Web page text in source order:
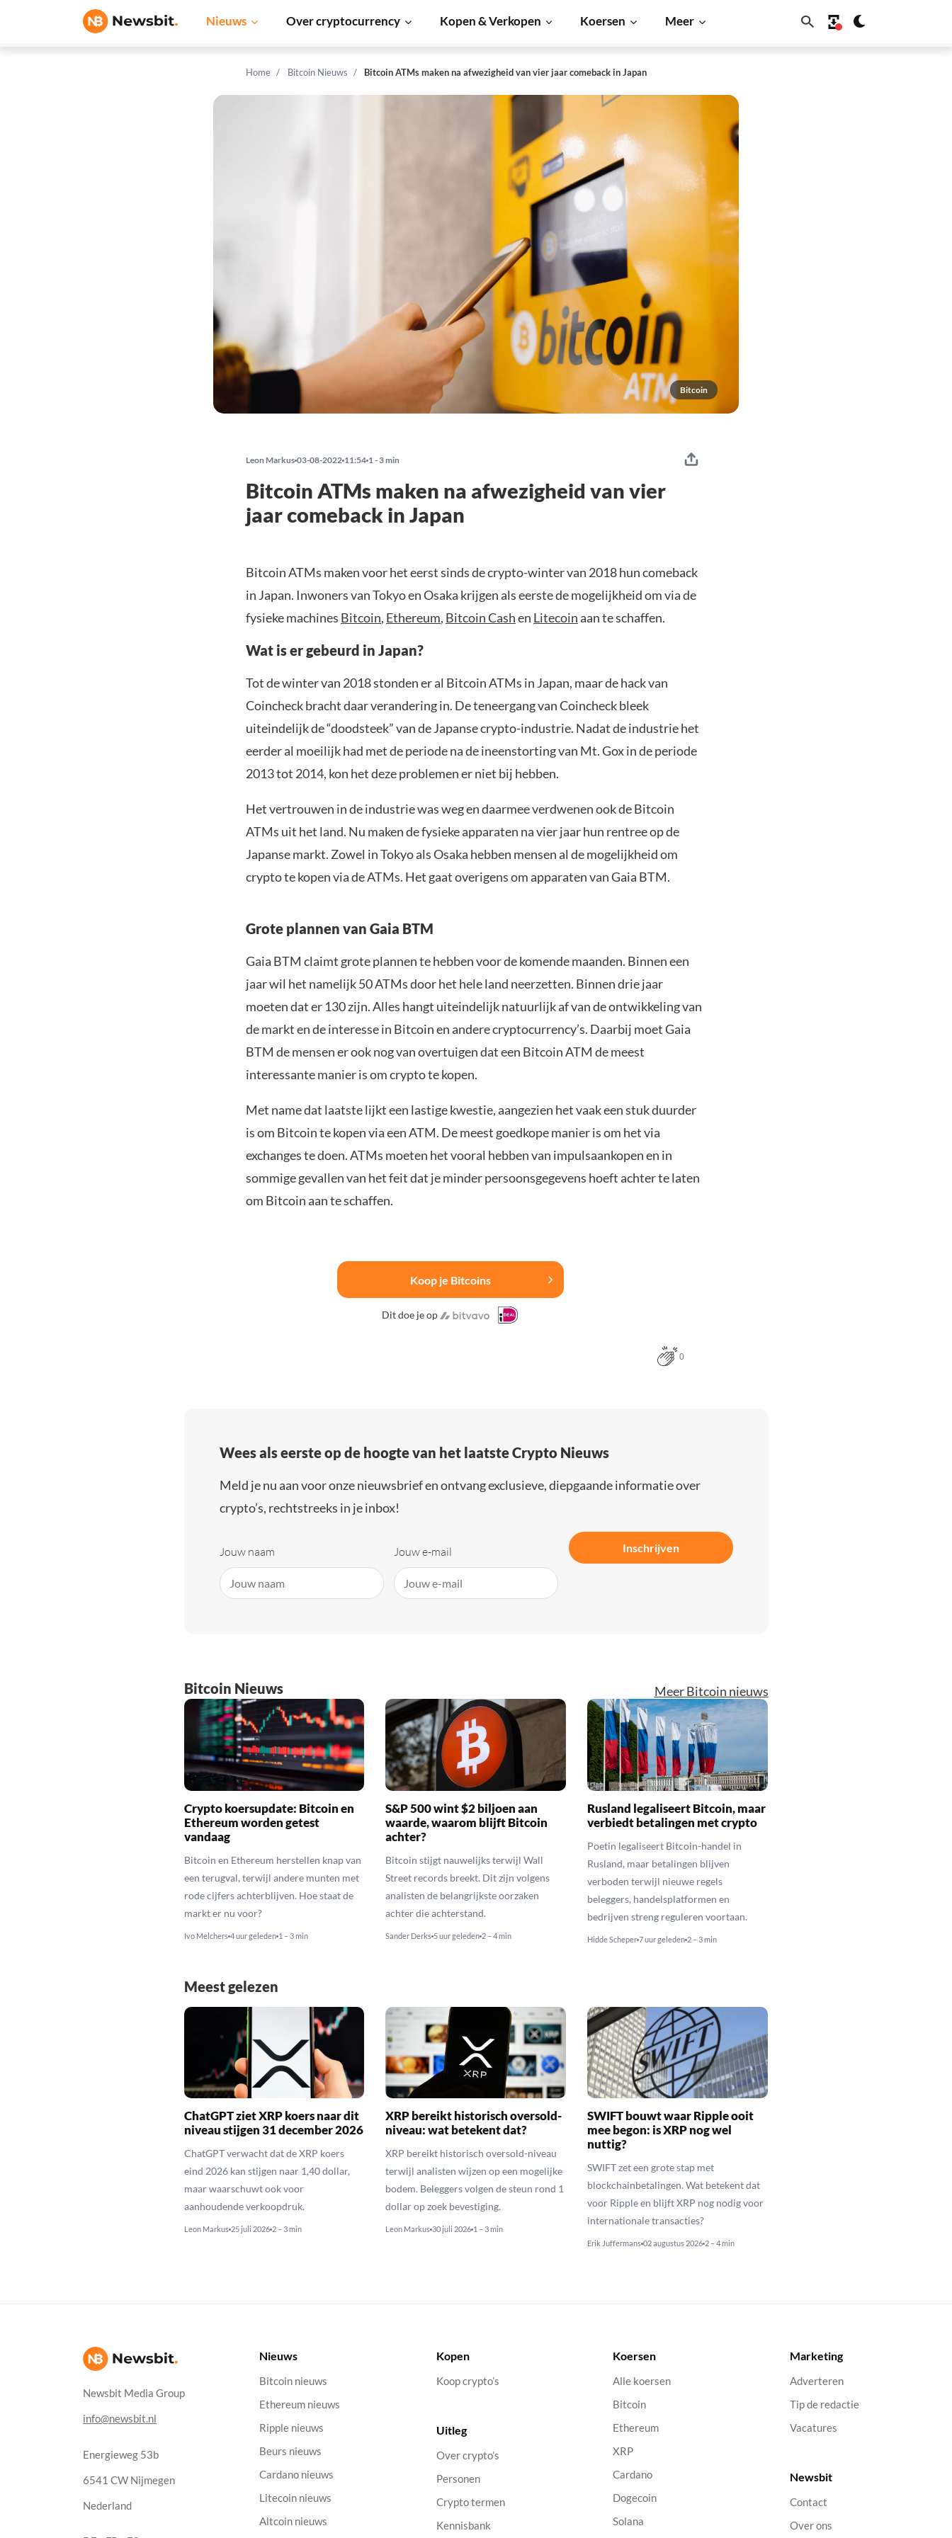
Nieuws Over cryptocurrency Kopen & Verkopen Koersen Meer
Home Bitcoin Nieuws Bitcoin ATMs maken na afwezigheid van vier jaar comeback in Japan
Bitcoin
Leon Markus 03-08-2022 11:54 1 - 3 min
Bitcoin ATMs maken na afwezigheid van vier
jaar comeback in Japan
Bitcoin ATMs maken voor het eerst sinds de crypto-winter van 2018 hun comeback
in Japan. Inwoners van Tokyo en Osaka krijgen als eerste de mogelijkheid om via de
fysieke machines Bitcoin, Ethereum, Bitcoin Cashen Litecoinaan te schaffen.
Wat is er gebeurd in Japan?
Tot de winter van 2018 stonden er al Bitcoin ATMs in Japan, maar de hack van
Coincheck bracht daar verandering in. De teneergang van Coincheck bleek
uiteindelijk de “doodsteek” van de Japanse crypto-industrie. Nadat de industrie het
eerder al moeilijk had met de periode na de ineenstorting van Mt. Gox in de periode
2013 tot 2014, kon het deze problemen er niet bij hebben.
Het vertrouwen in de industrie was weg en daarmee verdwenen ook de Bitcoin
ATMs uit het land. Nu maken de fysieke apparaten na vier jaar hun rentree op de
Japanse markt. Zowel in Tokyo als Osaka hebben mensen al de mogelijkheid om
crypto te kopen via de ATMs. Het gaat overigens om apparaten van Gaia BTM.
Grote plannen van Gaia BTM
Gaia BTM claimt grote plannen te hebben voor de komende maanden. Binnen een
jaar wil het namelijk 50 ATMs door het hele land neerzetten. Binnen drie jaar
moeten dat er 130 zijn. Alles hangt uiteindelijk natuurlijk af van de ontwikkeling van
de markt en de interesse in Bitcoin en andere cryptocurrency’s. Daarbij moet Gaia
BTM de mensen er ook nog van overtuigen dat een Bitcoin ATM de meest
interessante manier is om crypto te kopen.
Met name dat laatste lijkt een lastige kwestie, aangezien het vaak een stuk duurder
is om Bitcoin te kopen via een ATM. De meest goedkope manier is om het via
exchanges te doen. ATMs moeten het vooral hebben van impulsaankopen en in
sommige gevallen van het feit dat je minder persoonsgegevens hoeft achter te laten
om Bitcoin aan te schaffen.
Koop je Bitcoins
Dit doe je op
0
Wees als eerste op de hoogte van het laatste Crypto Nieuws
Meld je nu aan voor onze nieuwsbrief en ontvang exclusieve, diepgaande informatie over
crypto’s, rechtstreeks in je inbox!
Jouw naam Jouw e-mail Inschrijven
Bitcoin Nieuws Meer Bitcoin nieuws
Crypto koersupdate: Bitcoin en
Ethereum worden getest
vandaag
Bitcoin en Ethereum herstellen knap van
een terugval, terwijl andere munten met
rode cijfers achterblijven. Hoe staat de
markt er nu voor?
Ivo Melchers 4 uur geleden 1 – 3 min
S&P 500 wint $2 biljoen aan
waarde, waarom blijft Bitcoin
achter?
Bitcoin stijgt nauwelijks terwijl Wall
Street records breekt. Dit zijn volgens
analisten de belangrijkste oorzaken
achter die achterstand.
Sander Derks 5 uur geleden 2 – 4 min
Rusland legaliseert Bitcoin, maar
verbiedt betalingen met crypto
Poetin legaliseert Bitcoin-handel in
Rusland, maar betalingen blijven
verboden terwijl nieuwe regels
beleggers, handelsplatformen en
bedrijven streng reguleren voortaan.
Hidde Scheper 7 uur geleden 2 – 3 min
Meest gelezen
ChatGPT ziet XRP koers naar dit
niveau stijgen 31 december 2026
ChatGPT verwacht dat de XRP koers
eind 2026 kan stijgen naar 1,40 dollar,
maar waarschuwt ook voor
aanhoudende verkoopdruk.
Leon Markus 25 juli 2026 2 – 3 min
XRP bereikt historisch oversold-
niveau: wat betekent dat?
XRP bereikt historisch oversold-niveau
terwijl analisten wijzen op een mogelijke
bodem. Beleggers volgen de steun rond 1
dollar op zoek bevestiging.
Leon Markus 30 juli 2026 1 – 3 min
SWIFT bouwt waar Ripple ooit
mee begon: is XRP nog wel
nuttig?
SWIFT zet een grote stap met
blockchainbetalingen. Wat betekent dat
voor Ripple en blijft XRP nog nodig voor
internationale transacties?
Erik Juffermans 02 augustus 2026 2 – 4 min
Newsbit Media Group
info@newsbit.nl
Energieweg 53b
6541 CW Nijmegen
Nederland
Nieuws
Bitcoin nieuws
Ethereum nieuws
Ripple nieuws
Beurs nieuws
Cardano nieuws
Litecoin nieuws
Altcoin nieuws
Kopen
Koop crypto’s
Uitleg
Over crypto’s
Personen
Crypto termen
Kennisbank
Koersen
Alle koersen
Bitcoin
Ethereum
XRP
Cardano
Dogecoin
Solana
Marketing
Adverteren
Tip de redactie
Vacatures
Newsbit
Contact
Over ons